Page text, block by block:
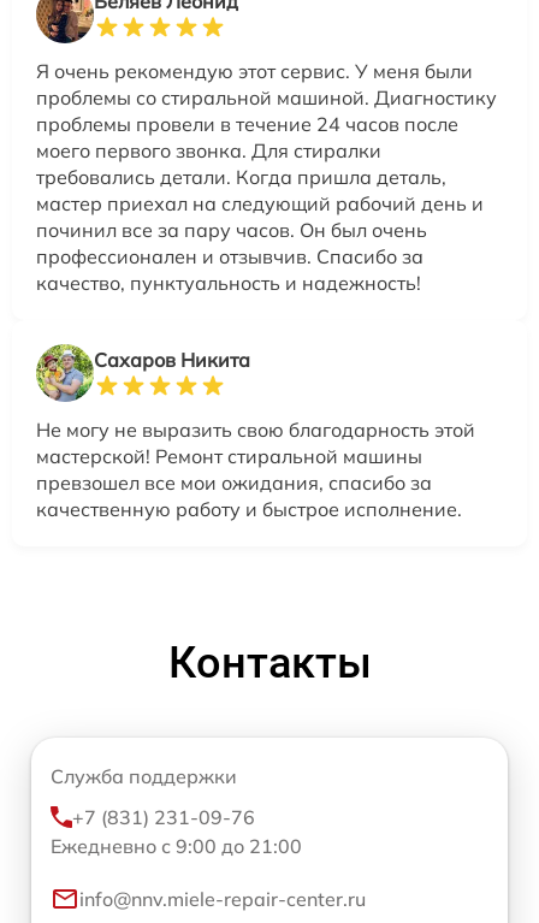
Я очень рекомендую этот сервис. У меня были
проблемы со стиральной машиной. Диагностику
проблемы провели в течение 24 часов после
моего первого звонка. Для стиралки
требовались детали. Когда пришла деталь,
мастер приехал на следующий рабочий день и
починил все за пару часов. Он был очень
профессионален и отзывчив. Спасибо за
качество, пунктуальность и надежность!
Сахаров Никита
Не могу не выразить свою благодарность этой
мастерской! Ремонт стиральной машины
превзошел все мои ожидания, спасибо за
качественную работу и быстрое исполнение.
Контакты
Служба поддержки
+7 (831) 231-09-76
Ежедневно с 9:00 до 21:00
info@nnv.miele-repair-center.ru